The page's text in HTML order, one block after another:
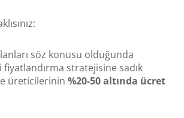
söz konusu olduğunda
fiyatlandırma stratejisine sadık
üreticilerinin%20-50 altında ücret